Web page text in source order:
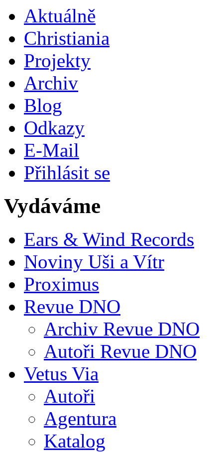
Aktuálně
Christiania
Projekty
Archiv
Blog
Odkazy
E-Mail
Přihlásit se
Vydáváme
Ears & Wind Records
Noviny Uši a Vítr
Proximus
Revue DNO
Archiv Revue DNO
Autoři Revue DNO
Vetus Via
Autoři
Agentura
Katalog